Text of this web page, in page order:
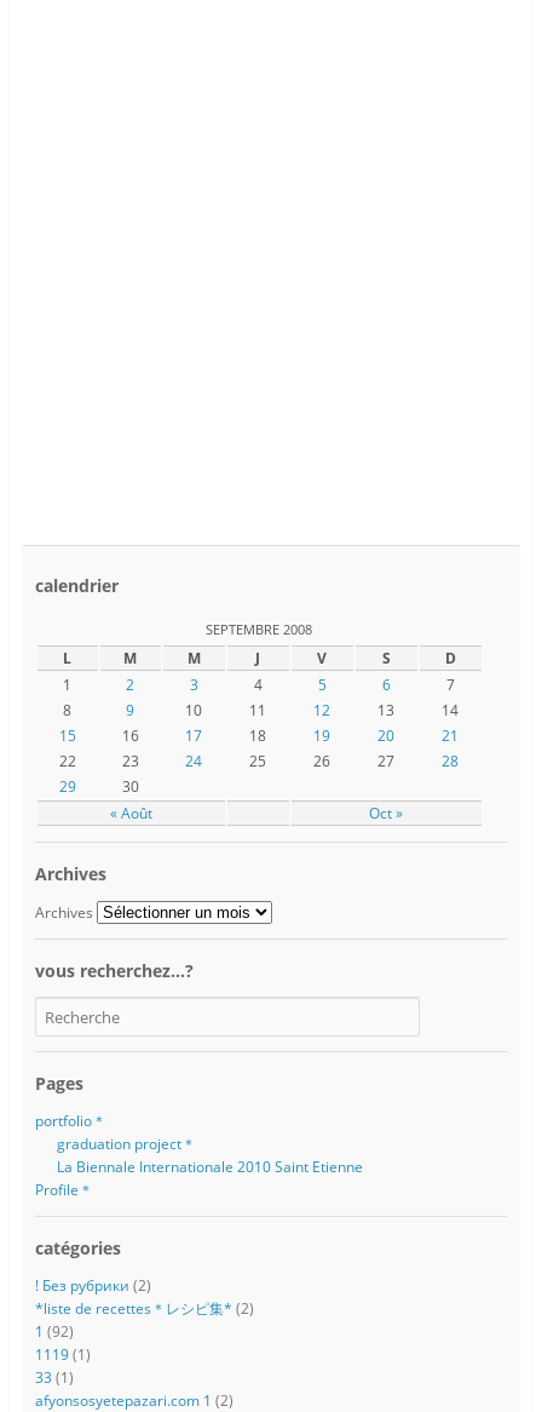
calendrier
SEPTEMBRE 2008
L M M J V S D
« Août Oct »
1 2 3 4 5 6
7
8
9 10 11 12 13
14
15
16 17 18 19 20
21
22
23 24 25 26 27
28
29
30
Archives
Archives
vous recherchez…?
Pages
portfolio＊
graduation project＊
La Biennale Internationale 2010 Saint Etienne
Profile＊
catégories
! Без рубрики (2)
*liste de recettes＊レシピ集* (2)
1 (92)
1119(1)
33 (1)
afyonsosyetepazari.com 1 (2)